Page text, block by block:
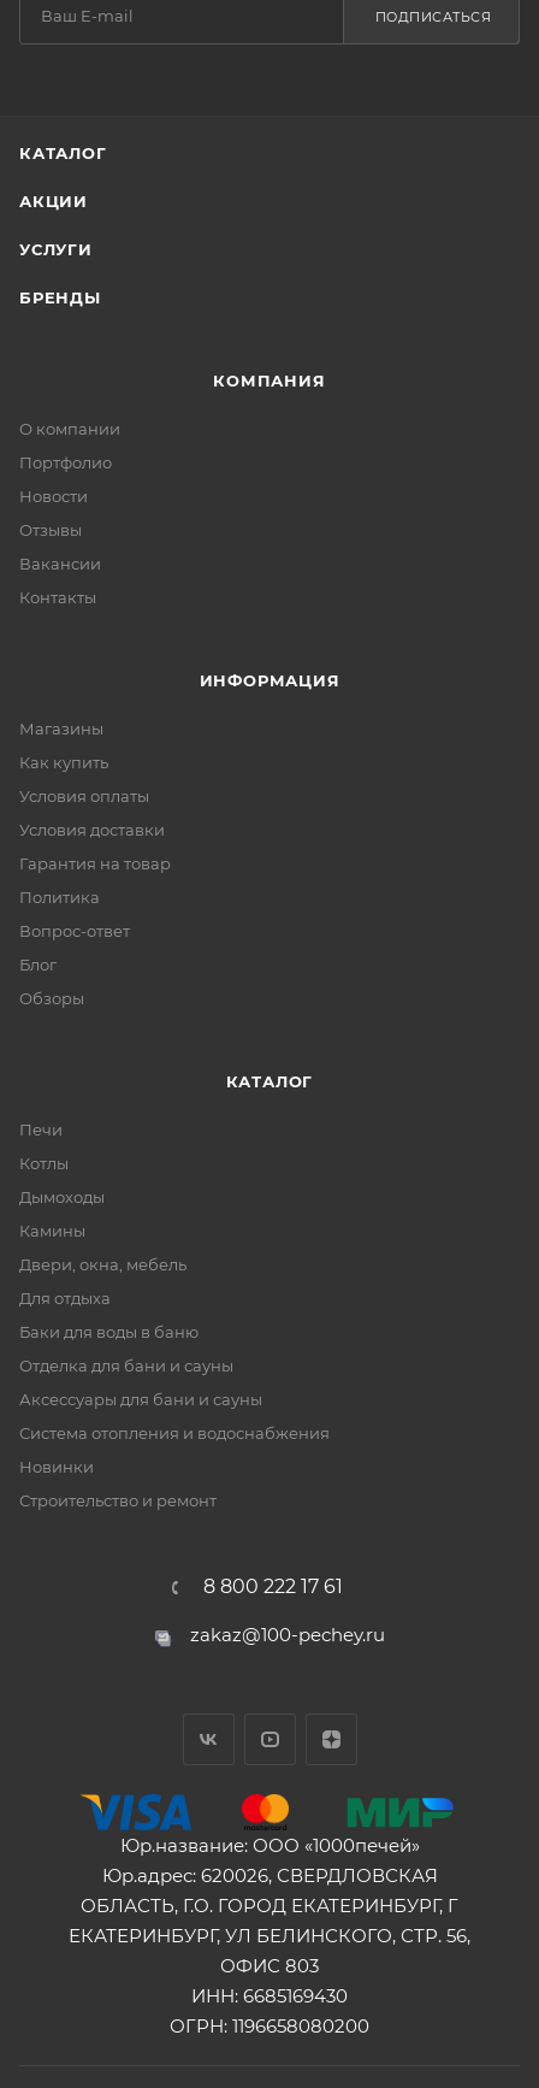
ПОДПИСАТЬСЯ
КАТАЛОГ
АКЦИИ
УСЛУГИ
БРЕНДЫ
КОМПАНИЯ
О компании
Портфолио
Новости
Отзывы
Вакансии
Контакты
ИНФОРМАЦИЯ
Магазины
Как купить
Условия оплаты
Условия доставки
Гарантия на товар
Политика
Вопрос-ответ
Блог
Обзоры
КАТАЛОГ
Печи
Котлы
Дымоходы
Камины
Двери, окна, мебель
Для отдыха
Баки для воды в баню
Отделка для бани и сауны
Аксессуары для бани и сауны
Система отопления и водоснабжения
Новинки
Строительство и ремонт
8 800 222 17 61
zakaz@100-pechey.ru
Юр.название: ООО «1000печей»
Юр.адрес: 620026, СВЕРДЛОВСКАЯ
ОБЛАСТЬ, Г.О. ГОРОД ЕКАТЕРИНБУРГ, Г
ЕКАТЕРИНБУРГ, УЛ БЕЛИНСКОГО, СТР. 56,
ОФИС 803
ИНН: 6685169430
ОГРН: 1196658080200